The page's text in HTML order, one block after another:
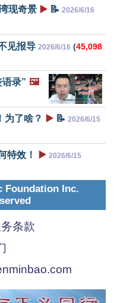
现奇景 ▶️ 📝 2026/6/16
见报导 2026/6/16 (45,098
录” 🖼️
为了啥？ ▶️ 📝 2026/6/15
特效！ ▶️ 2026/6/15
Foundation Inc.
条款